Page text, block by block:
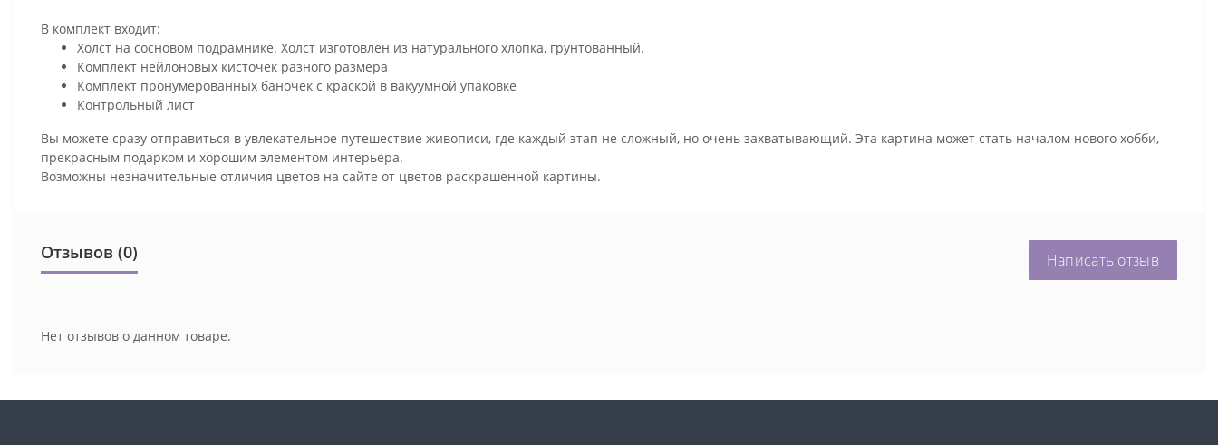
В комплект входит:
Холст на сосновом подрамнике. Холст изготовлен из натурального хлопка, грунтованный.
Комплект нейлоновых кисточек разного размера
Комплект пронумерованных баночек с краской в вакуумной упаковке
Контрольный лист
Вы можете сразу отправиться в увлекательное путешествие живописи, где каждый этап не сложный, но очень захватывающий. Эта картина может стать началом нового хобби,
прекрасным подарком и хорошим элементом интерьера.
Возможны незначительные отличия цветов на сайте от цветов раскрашенной картины.
Отзывов (0) Написать отзыв
Нет отзывов о данном товаре.